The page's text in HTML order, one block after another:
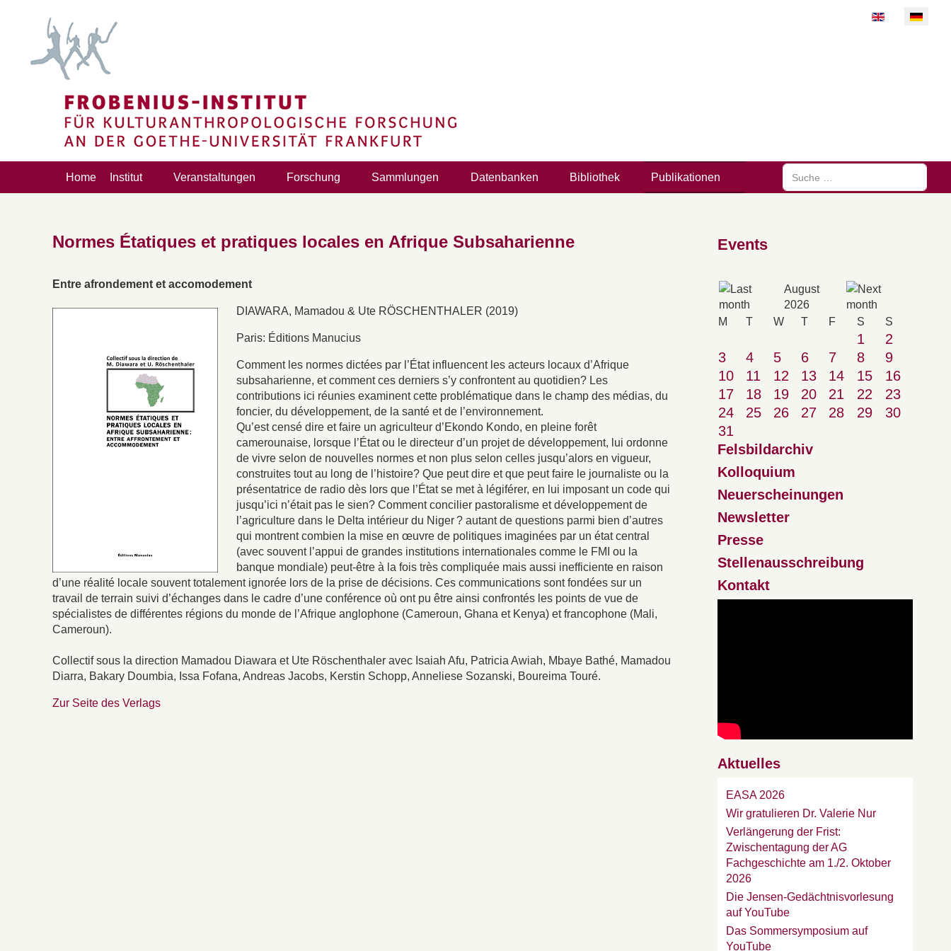
Sprache
Home Institut Veranstaltungen Forschung Sammlungen Datenbanken Bibliothek Publikationen
Suchen
Normes Étatiques et pratiques locales en Afrique Subsaharienne
Entre afrondement et accomodement
DIAWARA, Mamadou & Ute RÖSCHENTHALER (2019)
Paris: Éditions Manucius
Comment les normes dictées par l’État influencent les acteurs locaux d’Afrique
subsaharienne, et comment ces derniers s’y confrontent au quotidien? Les
contributions ici réunies examinent cette problématique dans le champ des médias, du
foncier, du développement, de la santé et de l’environnement.
Qu’est censé dire et faire un agriculteur d’Ekondo Kondo, en pleine forêt
camerounaise, lorsque l’État ou le directeur d’un projet de développement, lui ordonne
de vivre selon de nouvelles normes et non plus selon celles jusqu’alors en vigueur,
construites tout au long de l’histoire? Que peut dire et que peut faire le journaliste ou la
présentatrice de radio dès lors que l’État se met à légiférer, en lui imposant un code qui
jusqu’ici n’était pas le sien? Comment concilier pastoralisme et développement de
l’agriculture dans le Delta intérieur du Niger ? autant de questions parmi bien d’autres
qui montrent combien la mise en œuvre de politiques imaginées par un état central
(avec souvent l’appui de grandes institutions internationales comme le FMI ou la
banque mondiale) peut-être à la fois très compliquée mais aussi inefficiente en raison
d’une réalité locale souvent totalement ignorée lors de la prise de décisions. Ces communications sont fondées sur un
travail de terrain suivi d’échanges dans le cadre d’une conférence où ont pu être ainsi confrontés les points de vue de
spécialistes de différentes régions du monde de l’Afrique anglophone (Cameroun, Ghana et Kenya) et francophone (Mali,
Cameroun).
Collectif sous la direction Mamadou Diawara et Ute Röschenthaler avec Isaiah Afu, Patricia Awiah, Mbaye Bathé, Mamadou
Diarra, Bakary Doumbia, Issa Fofana, Andreas Jacobs, Kerstin Schopp, Anneliese Sozanski, Boureima Touré.
Zur Seite des Verlags
Events
August
2026
M T W T F S S
1
2
3
4 5 6 7 8
9
10
11 12 13 14 15
16
17
18 19 20 21 22
23
24
25 26 27 28 29
30
31
Felsbildarchiv
Kolloquium
Neuerscheinungen
Newsletter
Presse
Stellenausschreibung
Kontakt
Aktuelles
EASA 2026
Wir gratulieren Dr. Valerie Nur
Verlängerung der Frist:
Zwischentagung der AG
Fachgeschichte am 1./2. Oktober
2026
Die Jensen-Gedächtnisvorlesung
auf YouTube
Das Sommersymposium auf
YouTube